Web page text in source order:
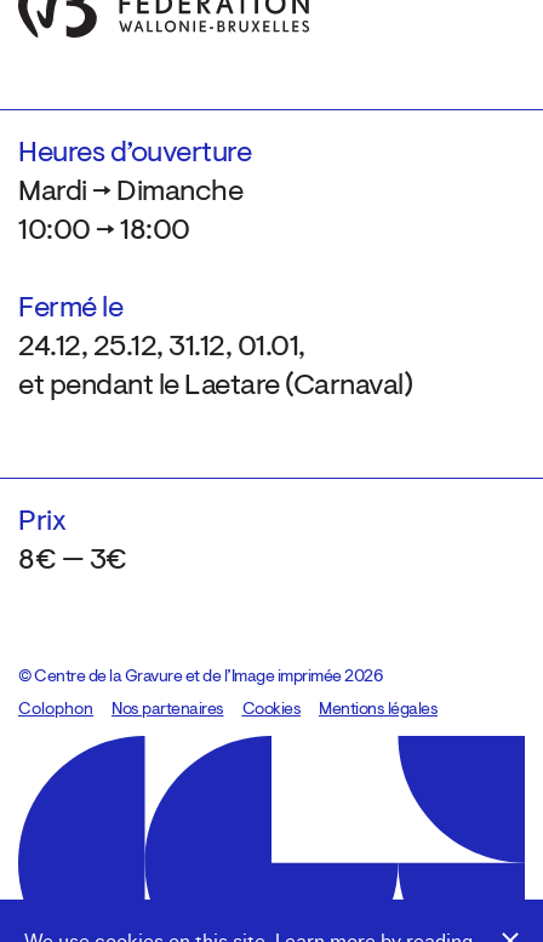
Heures d’ouverture
Mardi → Dimanche
10:00 → 18:00
Fermé le
24.12, 25.12, 31.12, 01.01,
et pendant le Laetare (Carnaval)
Prix
8€ — 3€
© Centre de la Gravure et de l’Image imprimée 2026
Colophon
Design:Marcel Kaczmarek, code:8080.studio
Nos partenaires Cookies Mentions légales